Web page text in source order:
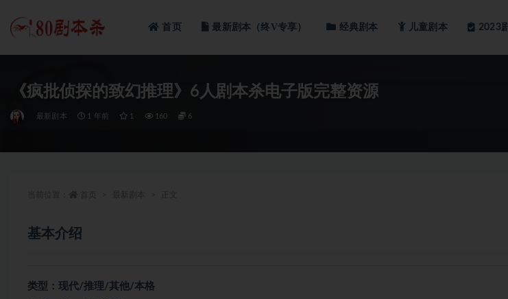
首页 最新剧本（终V专享） 经典剧本 儿童剧本 2023
《疯批侦探的致幻推理》6人剧本杀电子版完整资源
最新剧本 1 年前 1 160 6
基本介绍
类型：现代/推理/其他/本格